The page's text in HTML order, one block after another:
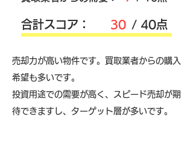
​合計スコア： 30 / 40点
売却力が高い物件です。買取業者からの購入
希望も多いです。
投資用途での需要が高く、スピード売却が期
待できますし、ターゲット層が多いです。